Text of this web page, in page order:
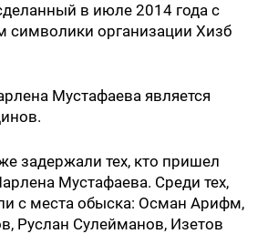
в июле 2014 года с
символики организации Хизб
Мустафаева является
задержали тех, кто пришел
Мустафаева. Среди тех,
с места обыска: Осман Арифм,
Руслан Сулейманов, Изетов